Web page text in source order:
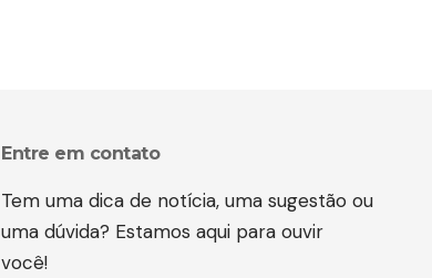
Entre em contato
Tem uma dica de notícia, uma sugestão ou
uma dúvida? Estamos aqui para ouvir
você!